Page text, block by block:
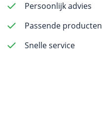
Xcut
1558
-
Persoonlijk advies
Passende producten
Snelle service